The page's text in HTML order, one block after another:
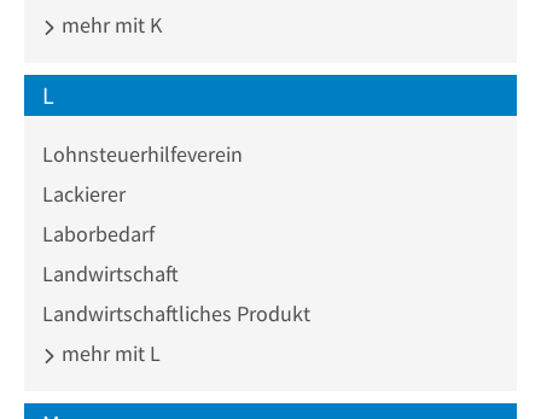
mehr mit K
L
Lohnsteuerhilfeverein
Lackierer
Laborbedarf
Landwirtschaft
Landwirtschaftliches Produkt
mehr mit L